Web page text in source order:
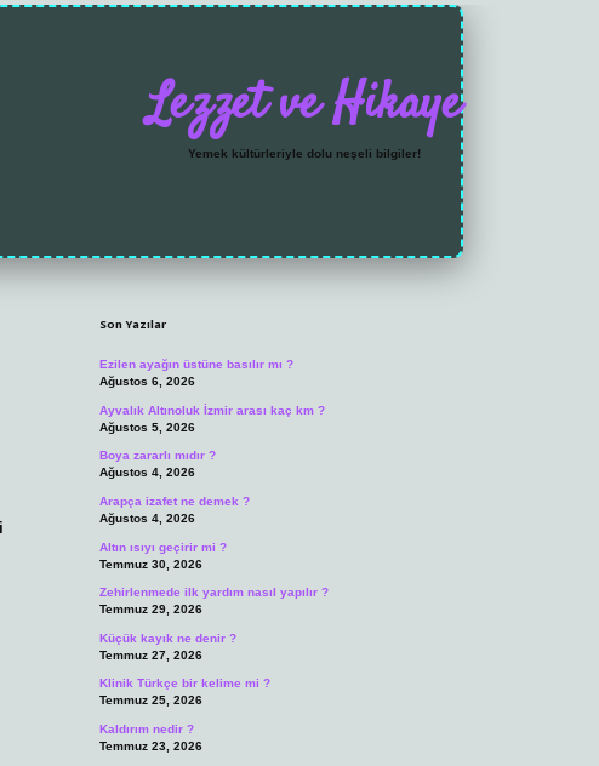
Lezzet ve Hikaye
Yemek kültürleriyle dolu neşeli bilgiler!
Sidebar
Son Yazılar
Ezilen ayağın üstüne basılır mı ?
Ağustos 6, 2026
Ayvalık Altınoluk İzmir arası kaç km ?
Ağustos 5, 2026
Boya zararlı mıdır ?
Ağustos 4, 2026
Arapça izafet ne demek ?
Ağustos 4, 2026
Altın ısıyı geçirir mi ?
Temmuz 30, 2026
Zehirlenmede ilk yardım nasıl yapılır ?
Temmuz 29, 2026
Küçük kayık ne denir ?
Temmuz 27, 2026
Klinik Türkçe bir kelime mi ?
Temmuz 25, 2026
Kaldırım nedir ?
Temmuz 23, 2026